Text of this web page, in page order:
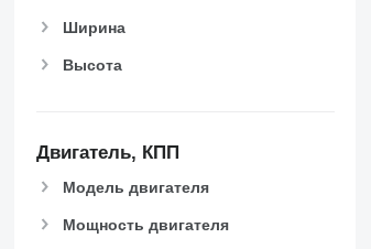
Ширина
Высота
Двигатель, КПП
Модель двигателя
Мощность двигателя